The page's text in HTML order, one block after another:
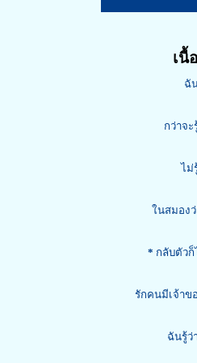
เนื้
ฉั
กว่าจ
ไม่
ในสมอง
* กลับตัวก็
รักคนมีเจ้าข
ฉันรู้ว่